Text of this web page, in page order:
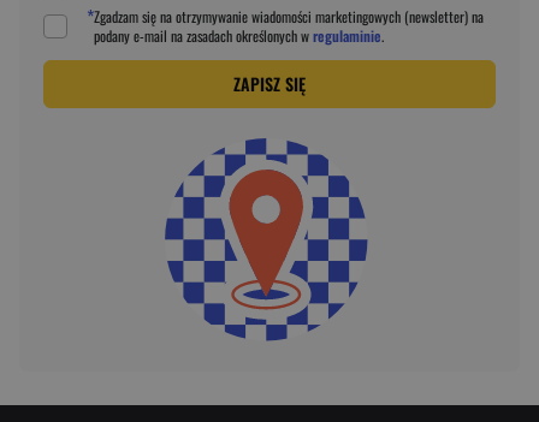
*Zgadzam się na otrzymywanie wiadomości marketingowych (newsletter) na
podanye-mail na zasadach określonych wregulaminie.
ZAPISZ SIĘ